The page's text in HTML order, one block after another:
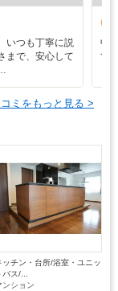
いつも丁寧に説
まで、安心して
中
て
ミをもっと見る >
ッチン・台所/浴室・ユニッ
バス/...
ンション